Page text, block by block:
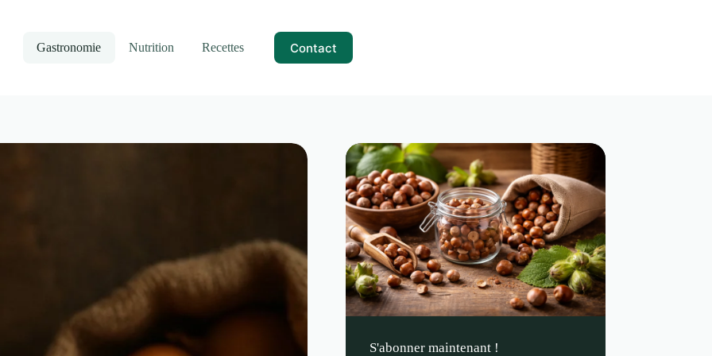
Gastronomie
Nutrition Recettes Contact
S'abonner maintenant !